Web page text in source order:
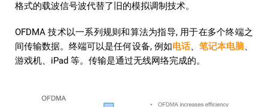
格式的载波信号波代替了旧的模拟调制技术。
OFDMA 技术以一系列规则和算法为指导, 用于在多个终端之
间传输数据。终端可以是任何设备, 例如电话、 笔记本电脑、
游戏机、iPad 等。传输是通过无线网络完成的。